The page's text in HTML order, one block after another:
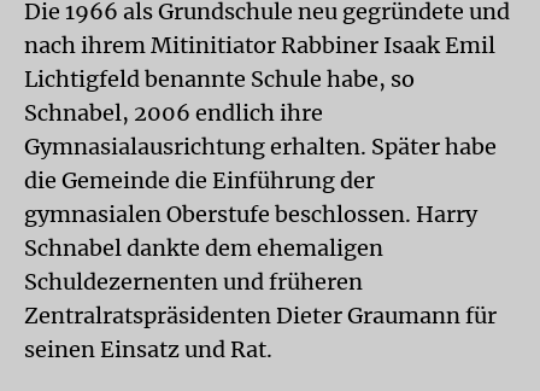
Die 1966 als Grundschule neu gegründete und
nach ihrem Mitinitiator Rabbiner Isaak Emil
Lichtigfeld benannte Schule habe, so
Schnabel, 2006 endlich ihre
Gymnasialausrichtung erhalten. Später habe
die Gemeinde die Einführung der
gymnasialen Oberstufe beschlossen. Harry
Schnabel dankte dem ehemaligen
Schuldezernenten und früheren
Zentralratspräsidenten Dieter Graumann für
seinen Einsatz und Rat.